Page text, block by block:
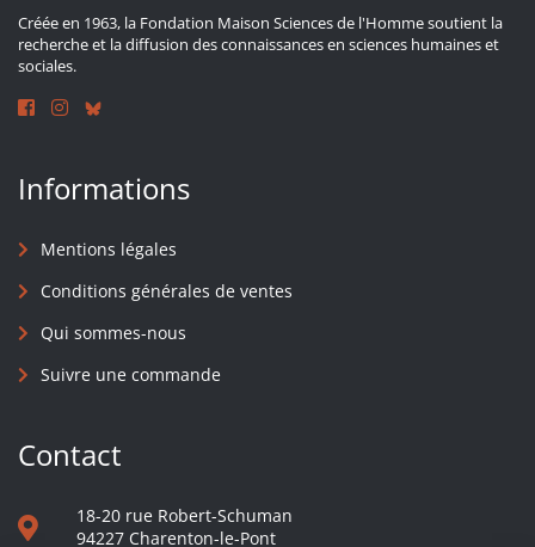
Créée en 1963, la Fondation Maison Sciences de l'Homme soutient la
recherche et la diffusion des connaissances en sciences humaines et
sociales.
Informations
Mentions légales
Conditions générales de ventes
Qui sommes-nous
Suivre une commande
Contact
18-20 rue Robert-Schuman
94227 Charenton-le-Pont